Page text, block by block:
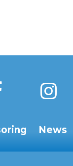
News